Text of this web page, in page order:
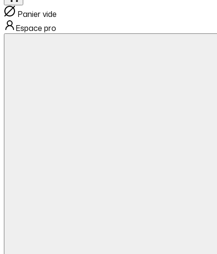
Panier vide
Espace pro